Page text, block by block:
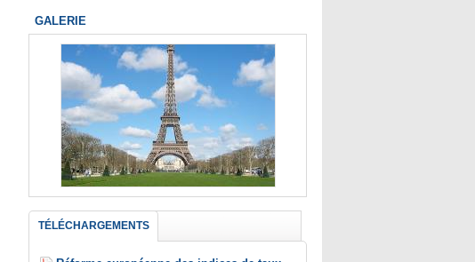
GALERIE
TÉLÉCHARGEMENTS